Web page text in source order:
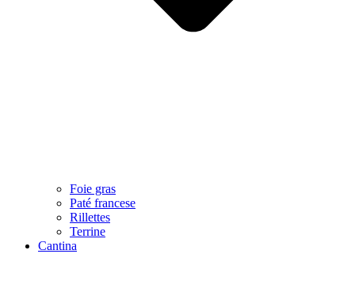
Foie gras
Paté francese
Rillettes
Terrine
Cantina